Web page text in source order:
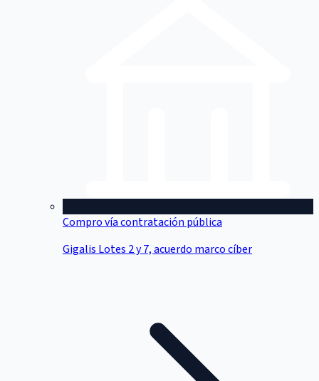
Compro vía contratación pública
Gigalis Lotes 2 y 7, acuerdo marco cíber